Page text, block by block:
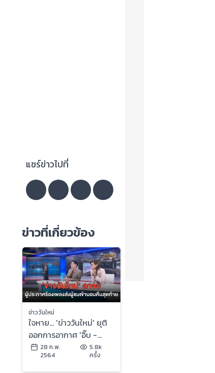
แชร์ข่าวไปที่
ข่าวที่เกี่ยวข้อง
ข่าววันใหม่
ใจหาย... 'ข่าววันใหม่' ยุติ
ออกการอากาศ 'อิ๊บ -
แคน' น้ำตาคลอ นำทีมร้อง
เพลง 'ด้วยรักและผูกพัน'
28 ก.พ.
2564
5.8k
ครั้ง